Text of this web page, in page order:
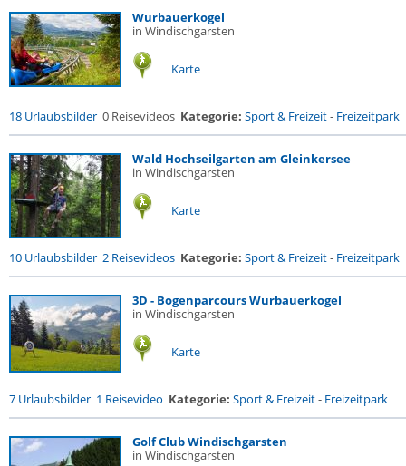
Wurbauerkogel
in Windischgarsten
Karte
18 Urlaubsbilder 0 Reisevideos Kategorie: Sport & Freizeit- Freizeitpark
Wald Hochseilgarten am Gleinkersee
in Windischgarsten
Karte
10 Urlaubsbilder 2 Reisevideos Kategorie: Sport & Freizeit- Freizeitpark
3D - Bogenparcours Wurbauerkogel
in Windischgarsten
Karte
7 Urlaubsbilder 1 Reisevideo Kategorie: Sport & Freizeit- Freizeitpark
Golf Club Windischgarsten
in Windischgarsten